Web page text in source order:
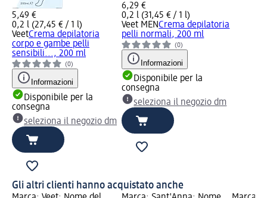
5,49 €
0,2 l (27,45 € / 1 l)
VeetCrema depilatoria
corpo e gambe pelli
sensibili..., 200 ml
(0)
Informazioni
Disponibile per la
consegna
seleziona il negozio dm
6,29 €
0,2 l (31,45 € / 1 l)
Veet MENCrema depilatoria
pelli normali, 200 ml
(0)
Informazioni
Disponibile per la
consegna
seleziona il negozio dm
Gli altri clienti hanno acquistato anche